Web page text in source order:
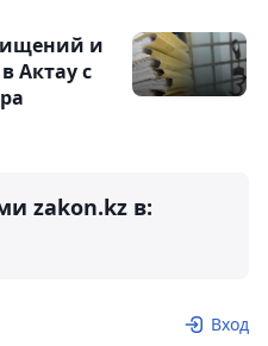
и
Актау с
zakon.kz в:
Вход